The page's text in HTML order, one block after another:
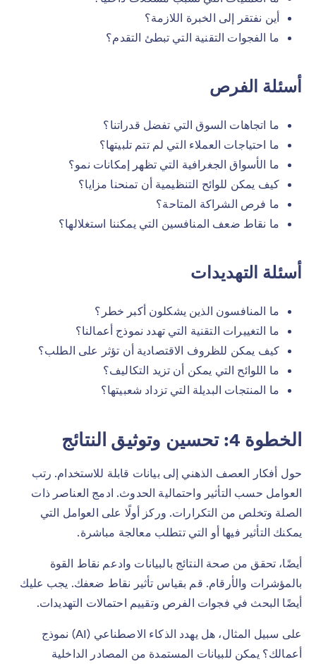
أين نفتقر إلى الخبرة اللازمة؟
ما الفجوات التقنية التي تبطئ التقدم؟
أسئلة الفرص
ما اتجاهات السوق التي تفضل قدراتنا؟
ما احتياجات العملاء التي لم تتم تلبيتها؟
ما الأسواق الجغرافية التي تظهر إمكانات نمو؟
كيف يمكن للوائح التنظيمية أن تمنحنا مزايا؟
ما فرص الشراكة المتاحة؟
ما نقاط ضعف المنافسين التي يمكننا استغلالها؟
أسئلة التهديدات
ما المنافسون الذين يشكلون أكبر خطر؟
ما التغييرات التقنية التي تهدد نموذج أعمالنا؟
كيف يمكن للظروف الاقتصادية أن تؤثر على الطلب؟
ما اللوائح التي يمكن أن تزيد التكاليف؟
ما المنتجات البديلة التي تزداد شعبيتها؟
الخطوة 4: تحسين وتوثيق النتائج
حول أفكار العصف الذهني إلى بيانات قابلة للاستخدام. رتب
العوامل حسب التأثير واحتمالية الحدوث. ادمج العناصر ذات
الصلة وتخلص من التكرارات. وركز أولًا على العوامل التي
يمكنك التأثير فيها أو التي تتطلب معالجة مباشرة.
أيضًا، تحقق من صحة النتائج بالبيانات وادعم نقاط القوة
بالمؤشرات والأرقام. قم بقياس تأثير نقاط ضعفك. يجب عليك
أيضًا البحث في فجوات الفرص وتقييم احتمالات التهديدات.
على سبيل المثال، هل يهدد الذكاء الاصطناعي (AI) نموذج
أعمالك؟ يمكن للبيانات المستمدة من المصادر الداخلية